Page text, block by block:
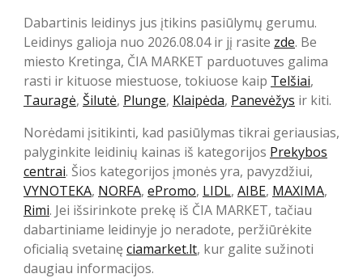
Dabartinis leidinys jus įtikins pasiūlymų gerumu.
Leidinys galioja nuo 2026.08.04 ir jį rasite zde. Be
miesto Kretinga, ČIA MARKET parduotuves galima
rasti ir kituose miestuose, tokiuose kaip Telšiai,
Tauragė, Šilutė, Plunge, Klaipėda, Panevėžys ir kiti.
Norėdami įsitikinti, kad pasiūlymas tikrai geriausias,
palyginkite leidinių kainas iš kategorijos Prekybos
centrai. Šios kategorijos įmonės yra, pavyzdžiui,
VYNOTEKA, NORFA, ePromo, LIDL, AIBE, MAXIMA,
Rimi. Jei išsirinkote prekę iš ČIA MARKET, tačiau
dabartiniame leidinyje jo neradote, peržiūrėkite
oficialią svetainę ciamarket.lt, kur galite sužinoti
daugiau informacijos.